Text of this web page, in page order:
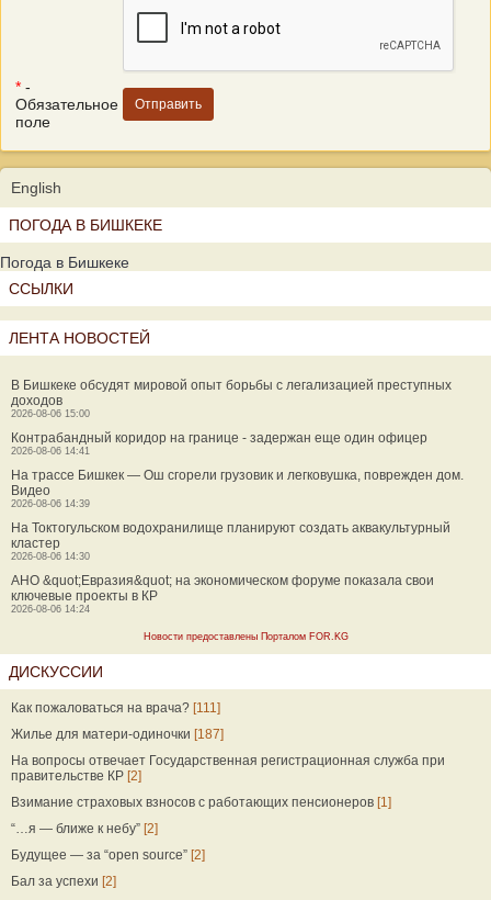
* -
Обязательное
поле
English
ПОГОДА В БИШКЕКЕ
Погода в Бишкеке
ССЫЛКИ
ЛЕНТА НОВОСТЕЙ
В Бишкеке обсудят мировой опыт борьбы с легализацией преступных
доходов
2026-08-06 15:00
Контрабандный коридор на границе - задержан еще один офицер
2026-08-06 14:41
На трассе Бишкек — Ош сгорели грузовик и легковушка, поврежден дом.
Видео
2026-08-06 14:39
На Токтогульском водохранилище планируют создать аквакультурный
кластер
2026-08-06 14:30
АНО &quot;Евразия&quot; на экономическом форуме показала свои
ключевые проекты в КР
2026-08-06 14:24
Новости предоставлены Порталом FOR.KG
ДИСКУССИИ
Как пожаловаться на врача? [111]
Жилье для матери-одиночки [187]
На вопросы отвечает Государственная регистрационная служба при
правительстве КР [2]
Взимание страховых взносов с работающих пенсионеров [1]
“…я — ближе к небу” [2]
Будущее — за “open source” [2]
Бал за успехи [2]